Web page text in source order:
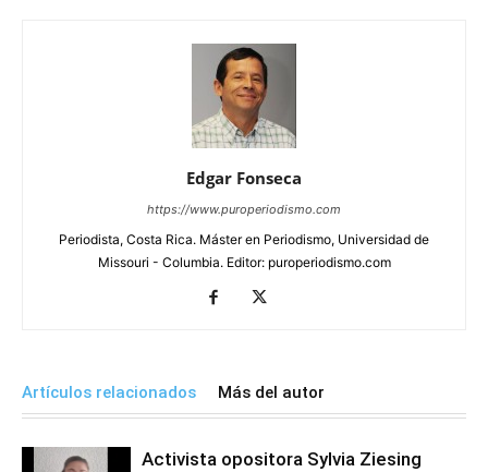
Edgar Fonseca
https://www.puroperiodismo.com
Periodista, Costa Rica. Máster en Periodismo, Universidad de
Missouri - Columbia. Editor: puroperiodismo.com
Artículos relacionados Más del autor
Activista opositora Sylvia Ziesing